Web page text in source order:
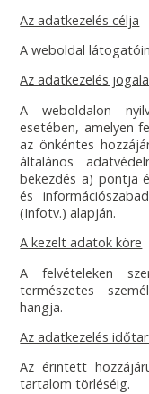
Az adatkezelés célja
A weboldal
Az adatkezelés
A weboldalon
esetében, amelyen
az önkéntes
általános
bekezdés a) pontja
és
(Infotv.) alapján.
A kezelt adatok köre
A felvételeken
természetes
hangja.
Az adatkezelés
Az érintett
tartalom törléséig.